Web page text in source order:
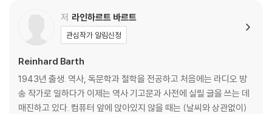
저 라인하르트 바르트
관심작가 알림신청
Reinhard Barth
1943년 출생. 역사, 독문학과 철학을 전공하고 처음에는 라디오 방
송 작가로 일하다가 이제는 역사 기고문과 사전에 실릴 글을 쓰는 데
매진하고 있다. 컴퓨터 앞에 앉아있지 않을 때는 (날씨와 상관없이)